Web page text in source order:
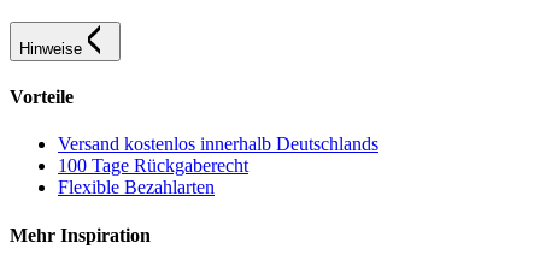
Hinweise
Vorteile
Versand kostenlos innerhalb Deutschlands
100 Tage Rückgaberecht
Flexible Bezahlarten
Mehr Inspiration